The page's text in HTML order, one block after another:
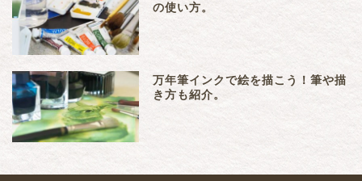
の使い方。
万年筆インクで絵を描こう！筆や描
き方も紹介。